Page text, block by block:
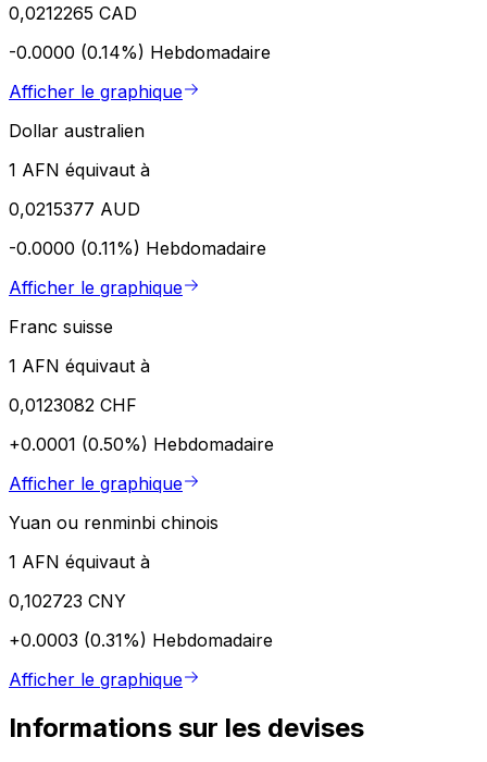
0,0212265 CAD
-0.0000 (0.14%) Hebdomadaire
Afficher le graphique
Dollar australien
1 AFN équivaut à
0,0215377 AUD
-0.0000 (0.11%) Hebdomadaire
Afficher le graphique
Franc suisse
1 AFN équivaut à
0,0123082 CHF
+0.0001 (0.50%) Hebdomadaire
Afficher le graphique
Yuan ou renminbi chinois
1 AFN équivaut à
0,102723 CNY
+0.0003 (0.31%) Hebdomadaire
Afficher le graphique
Informations sur les devises